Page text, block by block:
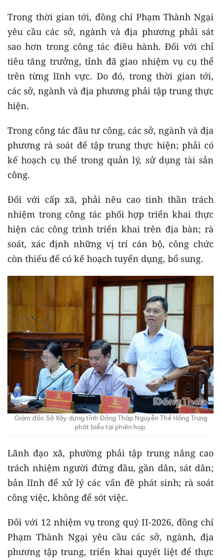
Trong thời gian tới, đồng chí Phạm Thành Ngại
yêu cầu các sở, ngành và địa phương phải sát
sao hơn trong công tác điều hành. Đối với chỉ
tiêu tăng trưởng, tỉnh đã giao nhiệm vụ cụ thể
trên từng lĩnh vực. Do đó, trong thời gian tới,
các sở, ngành và địa phương phải tập trung thực
hiện.
Trong công tác đầu tư công, các sở, ngành và địa
phương rà soát để tập trung thực hiện; phải có
kế hoạch cụ thể trong quản lý, sử dụng tài sản
công.
Đối với cấp xã, phải nêu cao tinh thần trách
nhiệm trong công tác phối hợp triển khai thực
hiện các công trình triển khai trên địa bàn; rà
soát, xác định những vị trí cán bộ, công chức
còn thiếu để có kế hoạch tuyển dụng, bổ sung.
Giám đốc Sở Xây dựng tỉnh Đồng Tháp Nguyễn Thế Hồng Trung
phát biểu tại phiên họp.
Lãnh đạo xã, phường phải tập trung nâng cao
trách nhiệm người đứng đầu, gần dân, sát dân;
bản lĩnh để xử lý các vấn đề phát sinh; rà soát
công việc, không để sót việc.
Đối với 12 nhiệm vụ trong quý II-2026, đồng chí
Phạm Thành Ngại yêu cầu các sở, ngành, địa
phương tập trung, triển khai quyết liệt để thực